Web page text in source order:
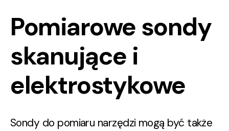
Pomiarowe sondy
skanujące i
elektrostykowe
Sondy do pomiaru narzędzi mogą być także